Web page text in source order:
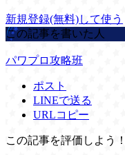
新規登録(無料)して使う
この記事を書いた人
パワプロ攻略班
ポスト
LINEで送る
URLコピー
この記事を評価しよう！